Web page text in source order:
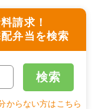
請求！
弁当を検索
検索
からない方はこちら